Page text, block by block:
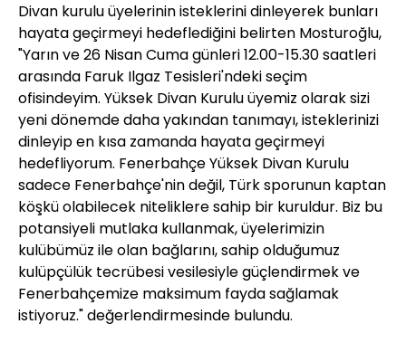
Divan kurulu üyelerinin isteklerini dinleyerek bunları
hayata geçirmeyi hedeflediğini belirten Mosturoğlu,
"Yarın ve 26 Nisan Cuma günleri 12.00-15.30 saatleri
arasında Faruk Ilgaz Tesisleri'ndeki seçim
ofisindeyim. Yüksek Divan Kurulu üyemiz olarak sizi
yeni dönemde daha yakından tanımayı, isteklerinizi
dinleyip en kısa zamanda hayata geçirmeyi
hedefliyorum. Fenerbahçe Yüksek Divan Kurulu
sadece Fenerbahçe'nin değil, Türk sporunun kaptan
köşkü olabilecek niteliklere sahip bir kuruldur. Biz bu
potansiyeli mutlaka kullanmak, üyelerimizin
kulübümüz ile olan bağlarını, sahip olduğumuz
kulüpçülük tecrübesi vesilesiyle güçlendirmek ve
Fenerbahçemize maksimum fayda sağlamak
istiyoruz." değerlendirmesinde bulundu.